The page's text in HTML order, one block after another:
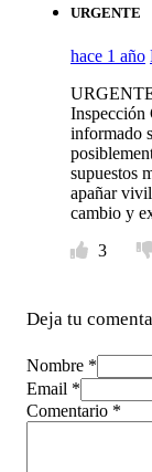
URGENTE
hace 1 año
Inspección
informado
supuestos
apañar
cambio y
3
Deja tu
Nombre *
Email *
Comentario *